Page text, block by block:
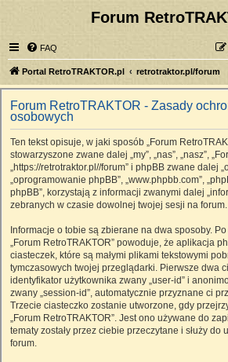
Forum
FAQ
Portal RetroTRAKTOR.pl retrotraktor.pl/forum
Forum RetroTRAKTOR - Zasady
osobowych
Ten tekst opisuje, w jaki sposób „Forum
stowarzyszone zwane dalej „my”, „nas”, „nasz”,
„https://retrotraktor.pl//forum” i phpBB zwane dalej
„oprogramowanie phpBB”, „www.phpbb.com”,
phpBB”, korzystają z informacji zwanymi dalej
zebranych w czasie dowolnej twojej sesji na forum.
Informacje o tobie są zbierane na dwa sposoby.
„Forum RetroTRAKTOR” powoduje, że aplikacja
ciasteczek, które są małymi plikami tekstowymi
tymczasowych twojej przeglądarki. Pierwsze dwa
identyfikator użytkownika zwany „user-id” i
zwany „session-id”, automatycznie przyznane ci
Trzecie ciasteczko zostanie utworzone, gdy
„Forum RetroTRAKTOR”. Jest ono używane do
tematy zostały przez ciebie przeczytane i służy do
forum.